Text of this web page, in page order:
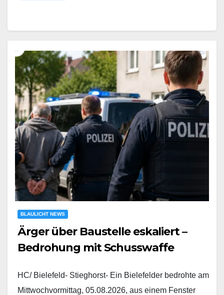
BLAULICHT NEWS
Ärger über Baustelle eskaliert –
Bedrohung mit Schusswaffe
HC/ Bielefeld- Stieghorst- Ein Bielefelder bedrohte am
Mittwochvormittag, 05.08.2026, aus einem Fenster